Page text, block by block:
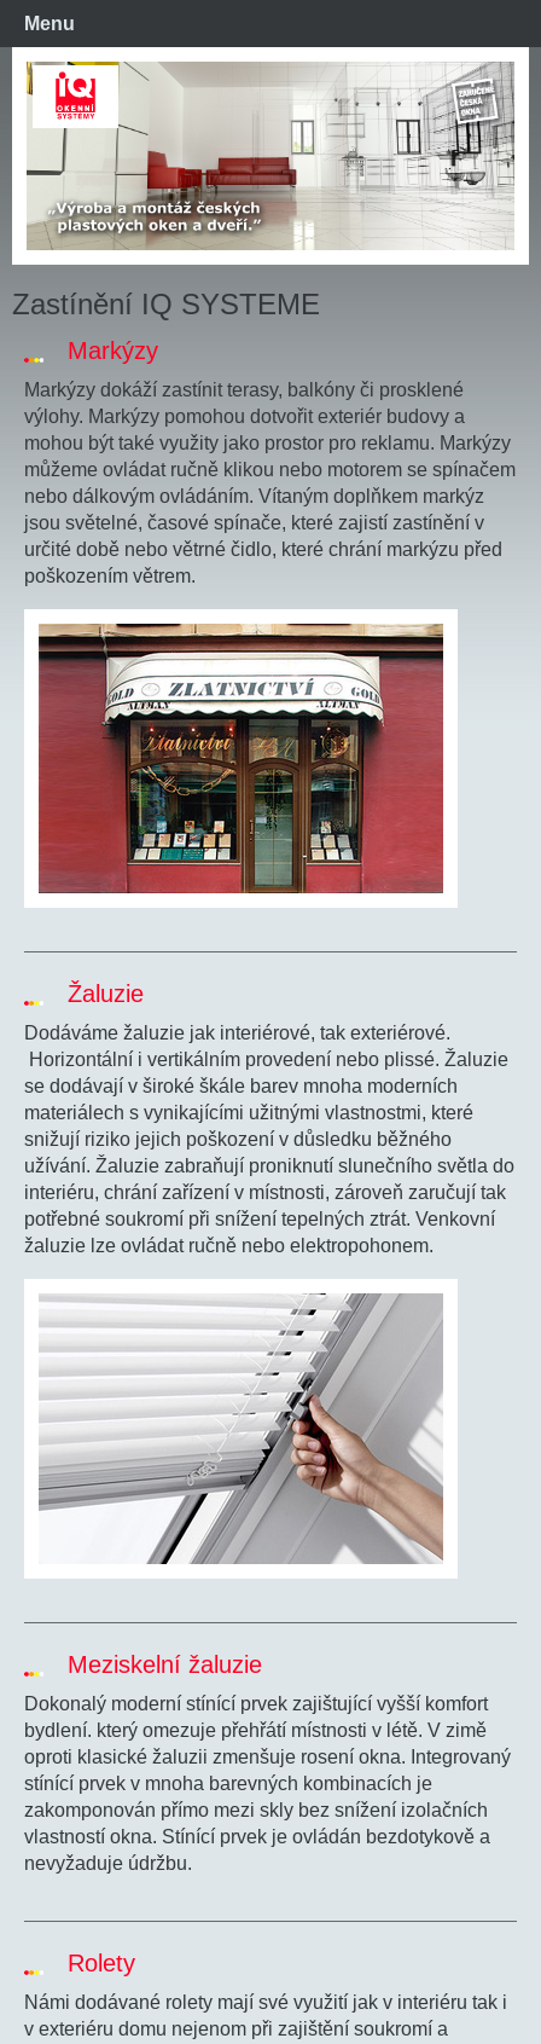
Menu
Zastínění IQ SYSTEME
Markýzy
Markýzy dokáží zastínit terasy, balkóny či prosklené
výlohy. Markýzy pomohou dotvořit exteriér budovy a
mohou být také využity jako prostor pro reklamu. Markýzy
můžeme ovládat ručně klikou nebo motorem se spínačem
nebo dálkovým ovládáním. Vítaným doplňkem markýz
jsou světelné, časové spínače, které zajistí zastínění v
určité době nebo větrné čidlo, které chrání markýzu před
poškozením větrem.
Žaluzie
Dodáváme žaluzie jak interiérové, tak exteriérové.
Horizontální i vertikálním provedení nebo plissé. Žaluzie
se dodávají v široké škále barev mnoha moderních
materiálech s vynikajícími užitnými vlastnostmi, které
snižují riziko jejich poškození v důsledku běžného
užívání. Žaluzie zabraňují proniknutí slunečního světla do
interiéru, chrání zařízení v místnosti, zároveň zaručují tak
potřebné soukromí při snížení tepelných ztrát. Venkovní
žaluzie lze ovládat ručně nebo elektropohonem.
Meziskelní žaluzie
Dokonalý moderní stínící prvek zajištující vyšší komfort
bydlení. který omezuje přehřátí místnosti v létě. V zimě
oproti klasické žaluzii zmenšuje rosení okna. Integrovaný
stínící prvek v mnoha barevných kombinacích je
zakomponován přímo mezi skly bez snížení izolačních
vlastností okna. Stínící prvek je ovládán bezdotykově a
nevyžaduje údržbu.
Rolety
Námi dodávané rolety mají své využití jak v interiéru tak i
v exteriéru domu nejenom při zajištění soukromí a